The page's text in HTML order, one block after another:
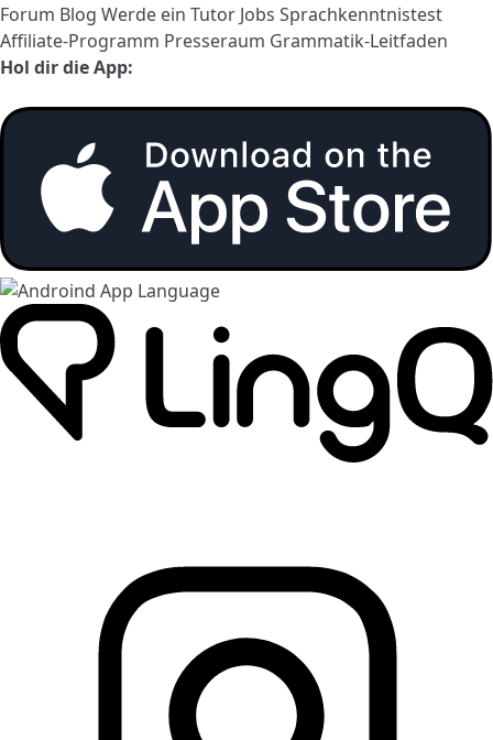
Forum Blog Werde ein Tutor Jobs Sprachkenntnistest
Affiliate-Programm Presseraum Grammatik-Leitfaden
Hol dir die App: